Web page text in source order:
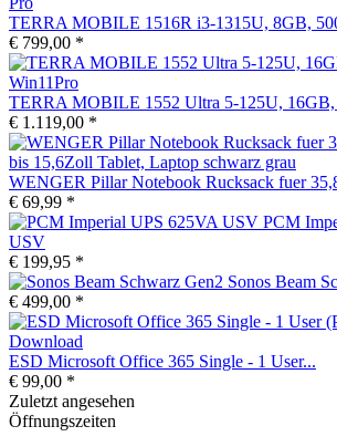
TERRA MOBILE 1516R i3-1315U, 8GB,
€ 799,00 *
TERRA MOBILE 1552 Ultra 5-125U, 16GB,
€ 1.119,00 *
WENGER Pillar Notebook Rucksack fuer
€ 69,99 *
PCM
USV
€ 199,95 *
Sonos Beam
€ 499,00 *
ESD Microsoft Office 365 Single - 1 User...
€ 99,00 *
Zuletzt angesehen
Öffnungszeiten